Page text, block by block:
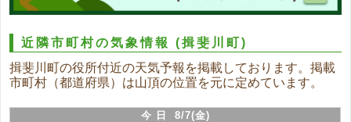
近隣市町村の気象情報(揖斐川町)
揖斐川町の役所付近の天気予報を掲載しております。掲載
市町村（都道府県）は山頂の位置を元に定めています。
今 日 8/7(金)